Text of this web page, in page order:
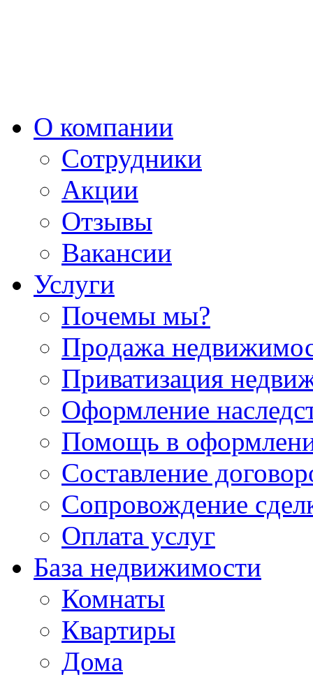
О компании
Сотрудники
Акции
Отзывы
Вакансии
Услуги
Почемы мы?
Продажа
Приватизация
Оформление
Помощь в
Составление
Сопровождение
Оплата услуг
База недвижимости
Комнаты
Квартиры
Дома